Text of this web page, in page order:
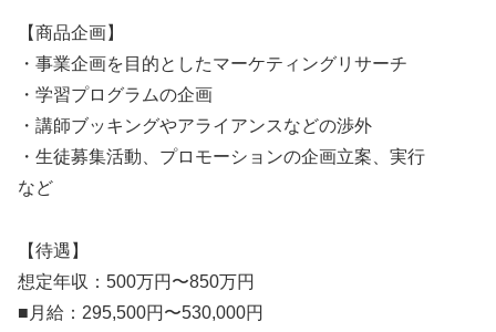
【商品企画】
・事業企画を目的としたマーケティングリサーチ
・学習プログラムの企画
・講師ブッキングやアライアンスなどの渉外
・生徒募集活動、プロモーションの企画立案、実行
など
【待遇】
想定年収：500万円〜850万円
■月給：295,500円〜530,000円